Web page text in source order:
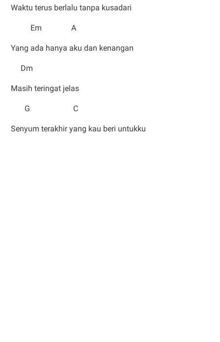
Waktu terus berlalu tanpa kusadari
Em A
Yang ada hanya aku dan kenangan
Dm
Masih teringat jelas
G C
Senyum terakhir yang kau beri untukku